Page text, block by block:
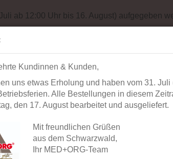
Kundinnen & Kunden,
uns etwas Erholung und haben vom 31. Juli
Alle Bestellungen in diesem
den 17. August bearbeitet und ausgeliefert.
Mit freundlichen Grüßen
aus dem Schwarzwald,
Ihr MED+ORG-Team
ab 12:00 Uhr bis 16. August) aufgegeben
BÜROORGANISATION
Startseite » Fachrichtungen » Ernährung